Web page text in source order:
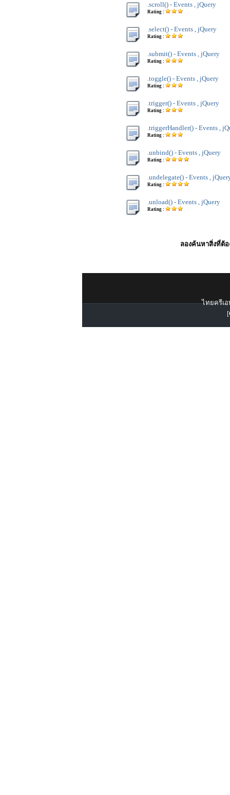
.scroll() - Events , jQuery
Rating :
.select() - Events , jQuery
Rating :
.submit() - Events , jQuery
Rating :
.toggle() - Events , jQuery
Rating :
.trigger() - Events , jQuery
Rating :
.triggerHandler() - Events ,
Rating :
.unbind() - Events , jQuery
Rating :
.undelegate() - Events ,
Rating :
.unload() - Events , jQuery
Rating :
ลองค้นหาสิ่งที่ต้อ
ไทยครีเอ
[